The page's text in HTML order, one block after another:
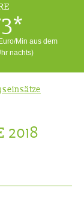
Min aus dem
nachts)
2018